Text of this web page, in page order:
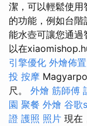
潔，可以輕鬆使
的功能，例如台
能水壺可讓您通
以在
引擎優化 外燴佈置
投 按摩
尺。 外燴 筋師傅
園 聚餐 外燴 谷歌
證 護照 照片 現在